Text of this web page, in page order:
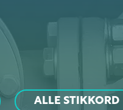
ALLE STIKKORD